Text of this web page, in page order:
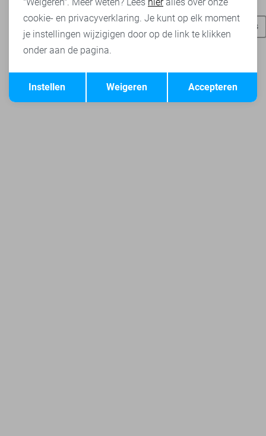
Heb je dit al eens bekeken?
Vero Moda broeken Vero Moda t-shirts Vero Moda tops
Terug Opslaan
cookie- en privacyverklaring. Je kunt op elk moment
je instellingen wijzigigen door op de link te klikken
onder aan de pagina.
Accepteren
Weigeren
Instellen